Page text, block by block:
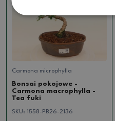
Carmona microphylla
Bonsai pokojowe -
Carmona macrophylla -
Tea fuki
SKU: 1558-PB26-2136